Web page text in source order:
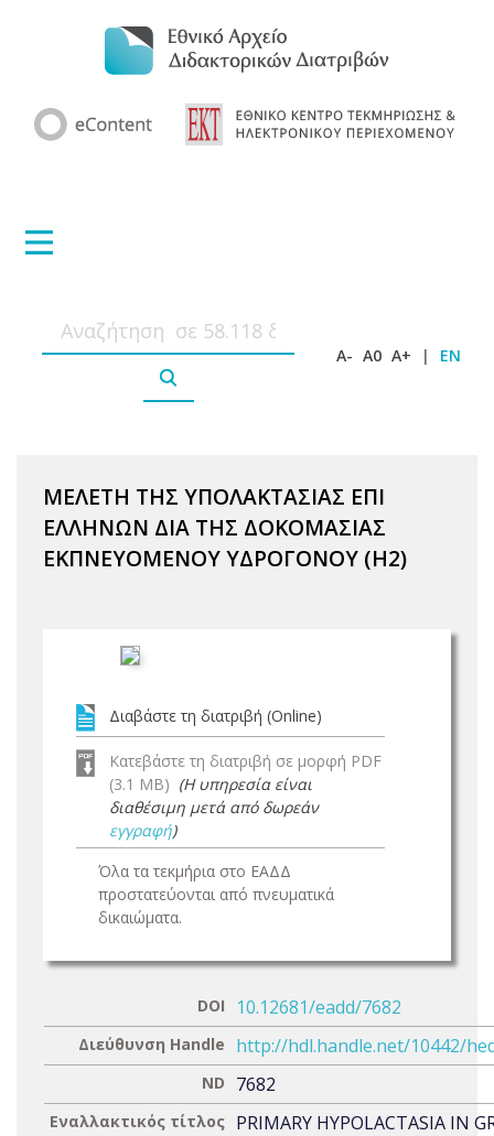
A- A0 A+ | EN
ΜΕΛΕΤΗ ΤΗΣ ΥΠΟΛΑΚΤΑΣΙΑΣ ΕΠΙ
ΕΛΛΗΝΩΝ ΔΙΑ ΤΗΣ ΔΟΚΟΜΑΣΙΑΣ
ΕΚΠΝΕΥΟΜΕΝΟΥ ΥΔΡΟΓΟΝΟΥ (Η2)
Διαβάστε τη διατριβή (Online)
Κατεβάστε τη διατριβή σε μορφή PDF
(3.1 MB) (Η υπηρεσία είναι
διαθέσιμη μετά από δωρεάν
εγγραφή)
Όλα τα τεκμήρια στο ΕΑΔΔ
προστατεύονται από πνευματικά
δικαιώματα.
DOI 10.12681/eadd/7682
Διεύθυνση Handle http://hdl.handle.net/10442/
ND 7682
Εναλλακτικός τίτλος PRIMARY HYPOLACTASIA IN